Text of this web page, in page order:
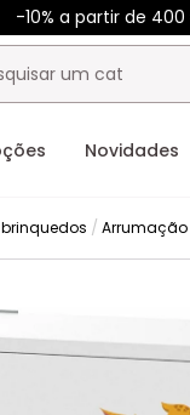
-10% a partir de
Novidades